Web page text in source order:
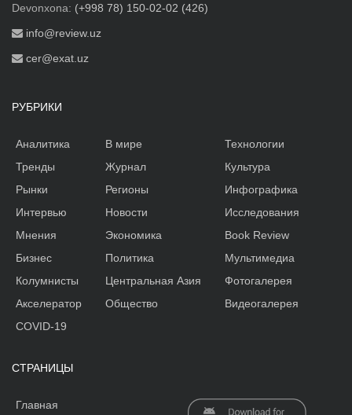
Devonxona: (+998 78) 150-02-02 (426)
info@review.uz
cer@exat.uz
РУБРИКИ
Аналитика
Тренды
Рынки
Интервью
Мнения
Бизнес
Колумнисты
Акселератор
В мире
Журнал
Регионы
Новости
Экономика
Политика
Центральная Азия
Общество
Технологии
Культура
Инфографика
Исследования
Book Review
Мультимедиа
Фотогалерея
Видеогалерея
COVID-19
СТРАНИЦЫ
Главная